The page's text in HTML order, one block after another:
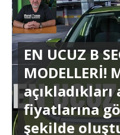
EN UCUZ B
MODELLERİ!
fiyatlarına
şekilde